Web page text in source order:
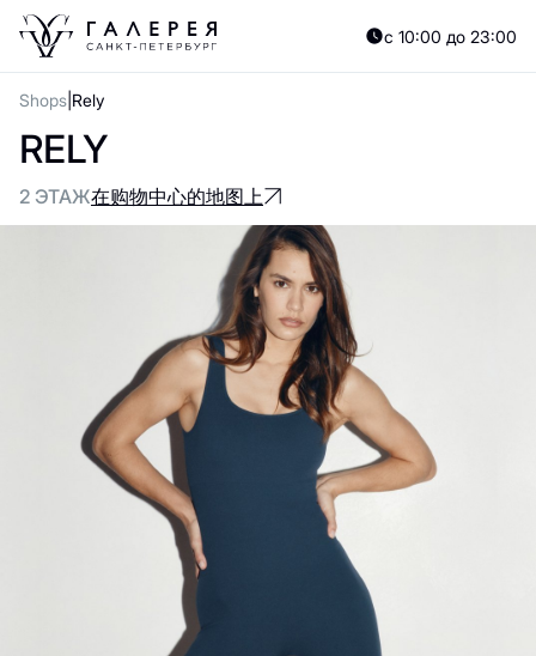
с 10:00 до 23:00
Shops Rely
RELY
2 ЭТАЖ在购物中心的地图上